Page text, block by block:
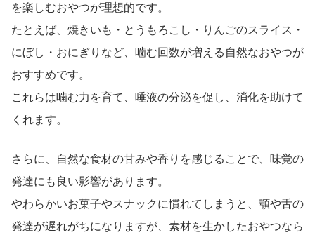
を楽しむおやつが理想的です。
たとえば、焼きいも・とうもろこし・りんごのスライス・
にぼし・おにぎりなど、噛む回数が増える自然なおやつが
おすすめです。
これらは噛む力を育て、唾液の分泌を促し、消化を助けて
くれます。
さらに、自然な食材の甘みや香りを感じることで、味覚の
発達にも良い影響があります。
やわらかいお菓子やスナックに慣れてしまうと、顎や舌の
発達が遅れがちになりますが、素材を生かしたおやつなら